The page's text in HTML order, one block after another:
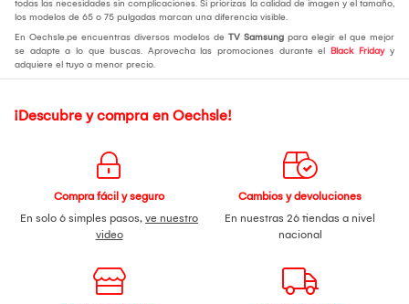
todas las necesidades sin complicaciones. Si priorizas la calidad de imagen y el tamaño,
los modelos de 65 o 75 pulgadas marcan una diferencia visible.
En Oechsle.pe encuentras diversos modelos de TV Samsung para elegir el que mejor
se adapte a lo que buscas. Aprovecha las promociones durante el Black Fridayy
adquiere el tuyo a menor precio.
¡Descubre y compra en Oechsle!
Compra fácil y seguro
En solo 6 simples pasos, ve nuestro
video
Cambios y devoluciones
En nuestras 26 tiendas a nivel
nacional